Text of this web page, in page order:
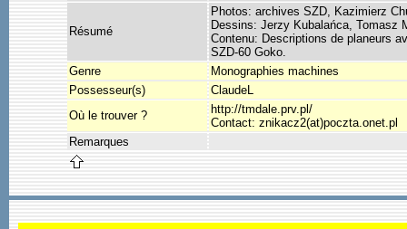
Résumé
Photos: archives SZD, Kazimierz
Dessins: Jerzy Kubalańca, Tomasz
Contenu: Descriptions de planeurs
SZD-60 Goko.
Genre
Monographies machines
Possesseur(s)
ClaudeL
Où le trouver ?
http://tmdale.prv.pl/
Contact: znikacz2(at)poczta.onet.pl
Remarques